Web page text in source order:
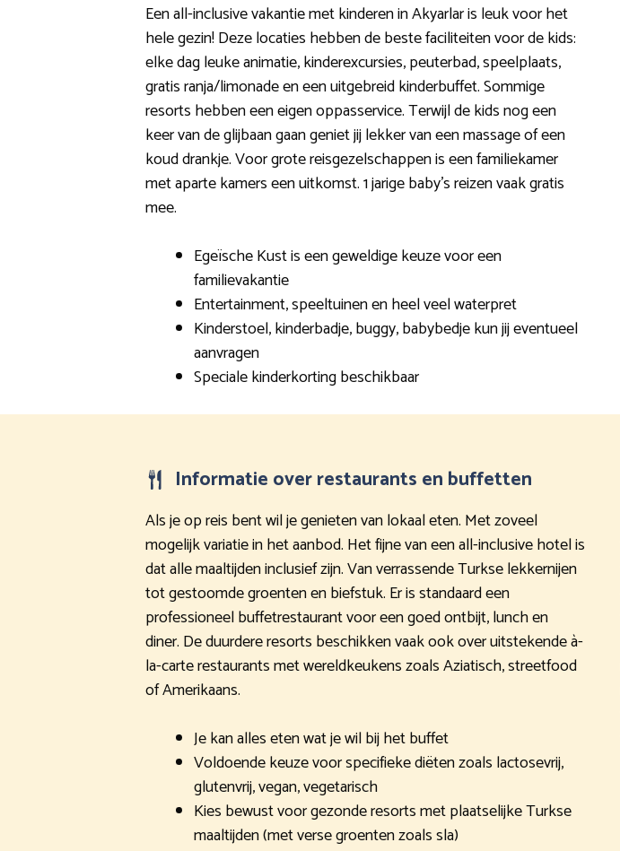
Een all-inclusive vakantie met kinderen in Akyarlar is leuk voor het
hele gezin! Deze locaties hebben de beste faciliteiten voor de kids:
elke dag leuke animatie, kinderexcursies, peuterbad, speelplaats,
gratis ranja/limonade en een uitgebreid kinderbuffet. Sommige
resorts hebben een eigen oppasservice. Terwijl de kids nog een
keer van de glijbaan gaan geniet jij lekker van een massage of een
koud drankje. Voor grote reisgezelschappen is een familiekamer
met aparte kamers een uitkomst. 1 jarige baby’s reizen vaak gratis
mee.
Egeïsche Kust is een geweldige keuze voor een
familievakantie
Entertainment, speeltuinen en heel veel waterpret
Kinderstoel, kinderbadje, buggy, babybedje kun jij eventueel
aanvragen
Speciale kinderkorting beschikbaar
Informatie over restaurants en buffetten
Als je op reis bent wil je genieten van lokaal eten. Met zoveel
mogelijk variatie in het aanbod. Het fijne van een all-inclusive hotel is
dat alle maaltijden inclusief zijn. Van verrassende Turkse lekkernijen
tot gestoomde groenten en biefstuk. Er is standaard een
professioneel buffetrestaurant voor een goed ontbijt, lunch en
diner. De duurdere resorts beschikken vaak ook over uitstekende à-
la-carte restaurants met wereldkeukens zoals Aziatisch, streetfood
of Amerikaans.
Je kan alles eten wat je wil bij het buffet
Voldoende keuze voor specifieke diëten zoals lactosevrij,
glutenvrij, vegan, vegetarisch
Kies bewust voor gezonde resorts met plaatselijke Turkse
maaltijden (met verse groenten zoals sla)